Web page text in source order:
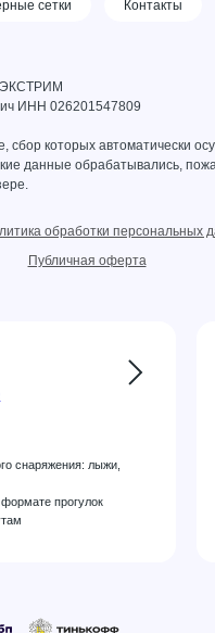
сетки Контакты
ИНН 026201547809
которых автоматически
данные обрабатывались,
обработки персональных
Публичная оферта
снаряжения: лыжи,
прогулок